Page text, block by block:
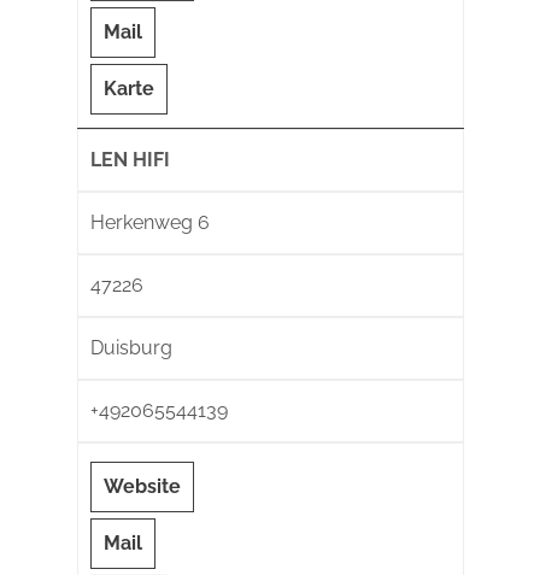
Mail
Karte
LEN HIFI
Herkenweg 6
47226
Duisburg
+492065544139
Website
Mail